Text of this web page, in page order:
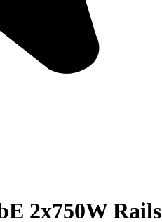
2x750W Rails